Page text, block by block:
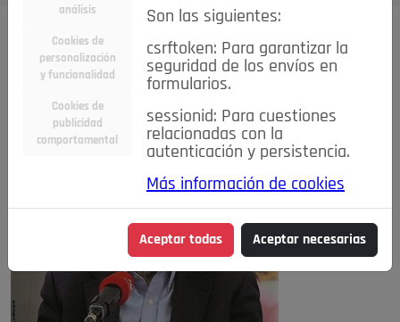
PUBLICACIONES DEL AÑO: 2024
análisis
Cookies de
personalización
y funcionalidad
Cookies de
publicidad
comportamental
Son las siguientes:
csrftoken: Para garantizar la
seguridad de los envíos en
formularios.
sessionid: Para cuestiones
relacionadas con la
autenticación y persistencia.
Más información de cookies
Aceptar todas Aceptar necesarias